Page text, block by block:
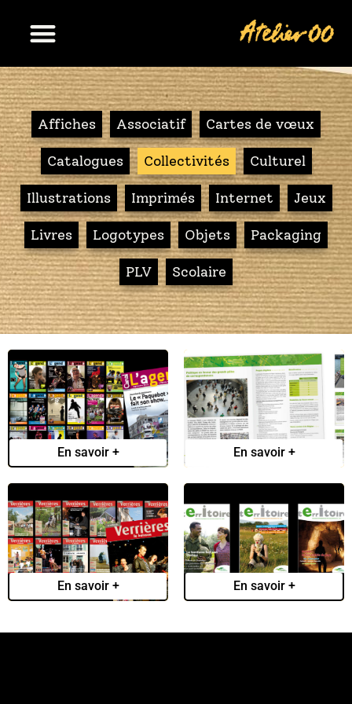
Affiches Associatif Cartes de vœux
Catalogues Collectivités Culturel
Illustrations Imprimés Internet Jeux
Livres Logotypes Objets Packaging
PLV Scolaire
L’agenda
En savoir +
Pour une mobilité
durable
En savoir +
Verrieres-le-
Buisson
En savoir +
Territoire
En savoir +